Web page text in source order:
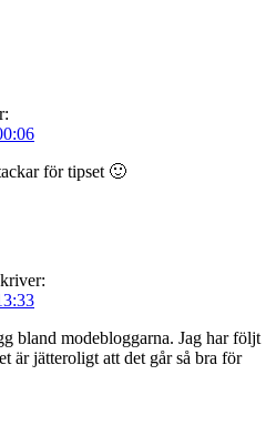
för tipset 🙂
bland modebloggarna. Jag har följt
är jätteroligt att det går så bra för